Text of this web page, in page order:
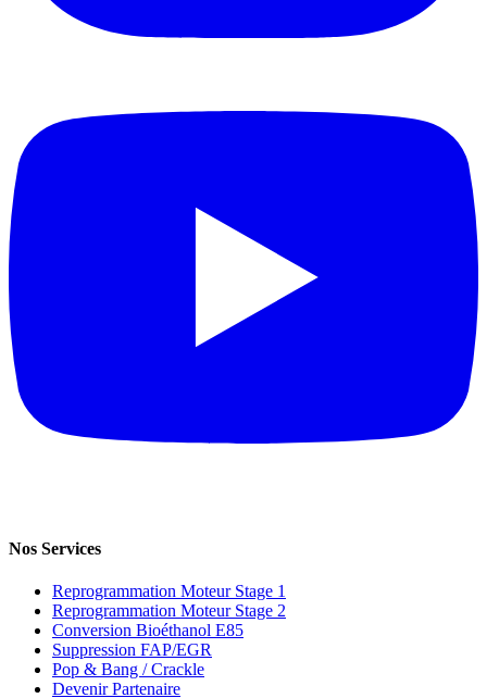
Nos Services
Reprogrammation Moteur Stage 1
Reprogrammation Moteur Stage 2
Conversion Bioéthanol E85
Suppression FAP/EGR
Pop & Bang / Crackle
Devenir Partenaire